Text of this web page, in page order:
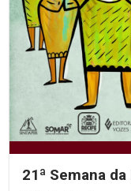
21ª Semana